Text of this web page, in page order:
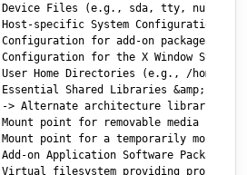
Files (e.g., sda, tty, null)
specific System Configuration
for add-on packages in /
for the X Window
Home Directories (e.g., /home/
Shared Libraries &amp; Kernel
-> Alternate architecture libraries
point for removable media (e.g.,
point for a temporarily mounted
on Application Software Packages
filesystem providing process